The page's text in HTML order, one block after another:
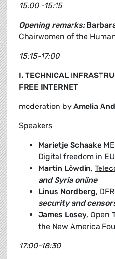
15:00 -15:15
Opening remarks:
Chairwomen of the
15:15-17:00
I. TECHNICAL
FREE INTERNET
moderation by Amelia
Speakers
Marietje Schaake
Digital freedom in
Martin Löwdin,
and Syria online
Linus Nordberg, DFRI
security and
James Losey, Open
the New America
17:00-18:30